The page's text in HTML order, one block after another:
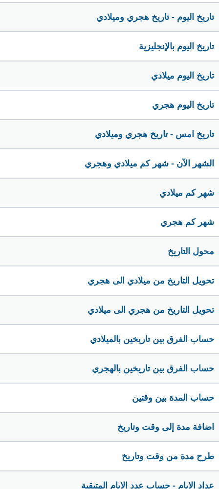
تاريخ اليوم - تاريخ هجري وميلادي
تاريخ اليوم بالإنجليزية
تاريخ اليوم ميلادي
تاريخ اليوم هجري
تاريخ امس - تاريخ هجري وميلادي
الشهر الآن - شهر كم ميلادي وهجري
شهر كم ميلادي
شهر كم هجري
محول التاريخ
تحويل التاريخ من ميلادي الى هجري
تحويل التاريخ من هجري الى ميلادي
حساب الفرق بين تاريخين بالميلادي
حساب الفرق بين تاريخين بالهجري
حساب المدة بين وقتين
اضافة مدة إلى وقت وتاريخ
طرح مدة من وقت وتاريخ
عداد الايام - حساب عدد الايام المتبقية